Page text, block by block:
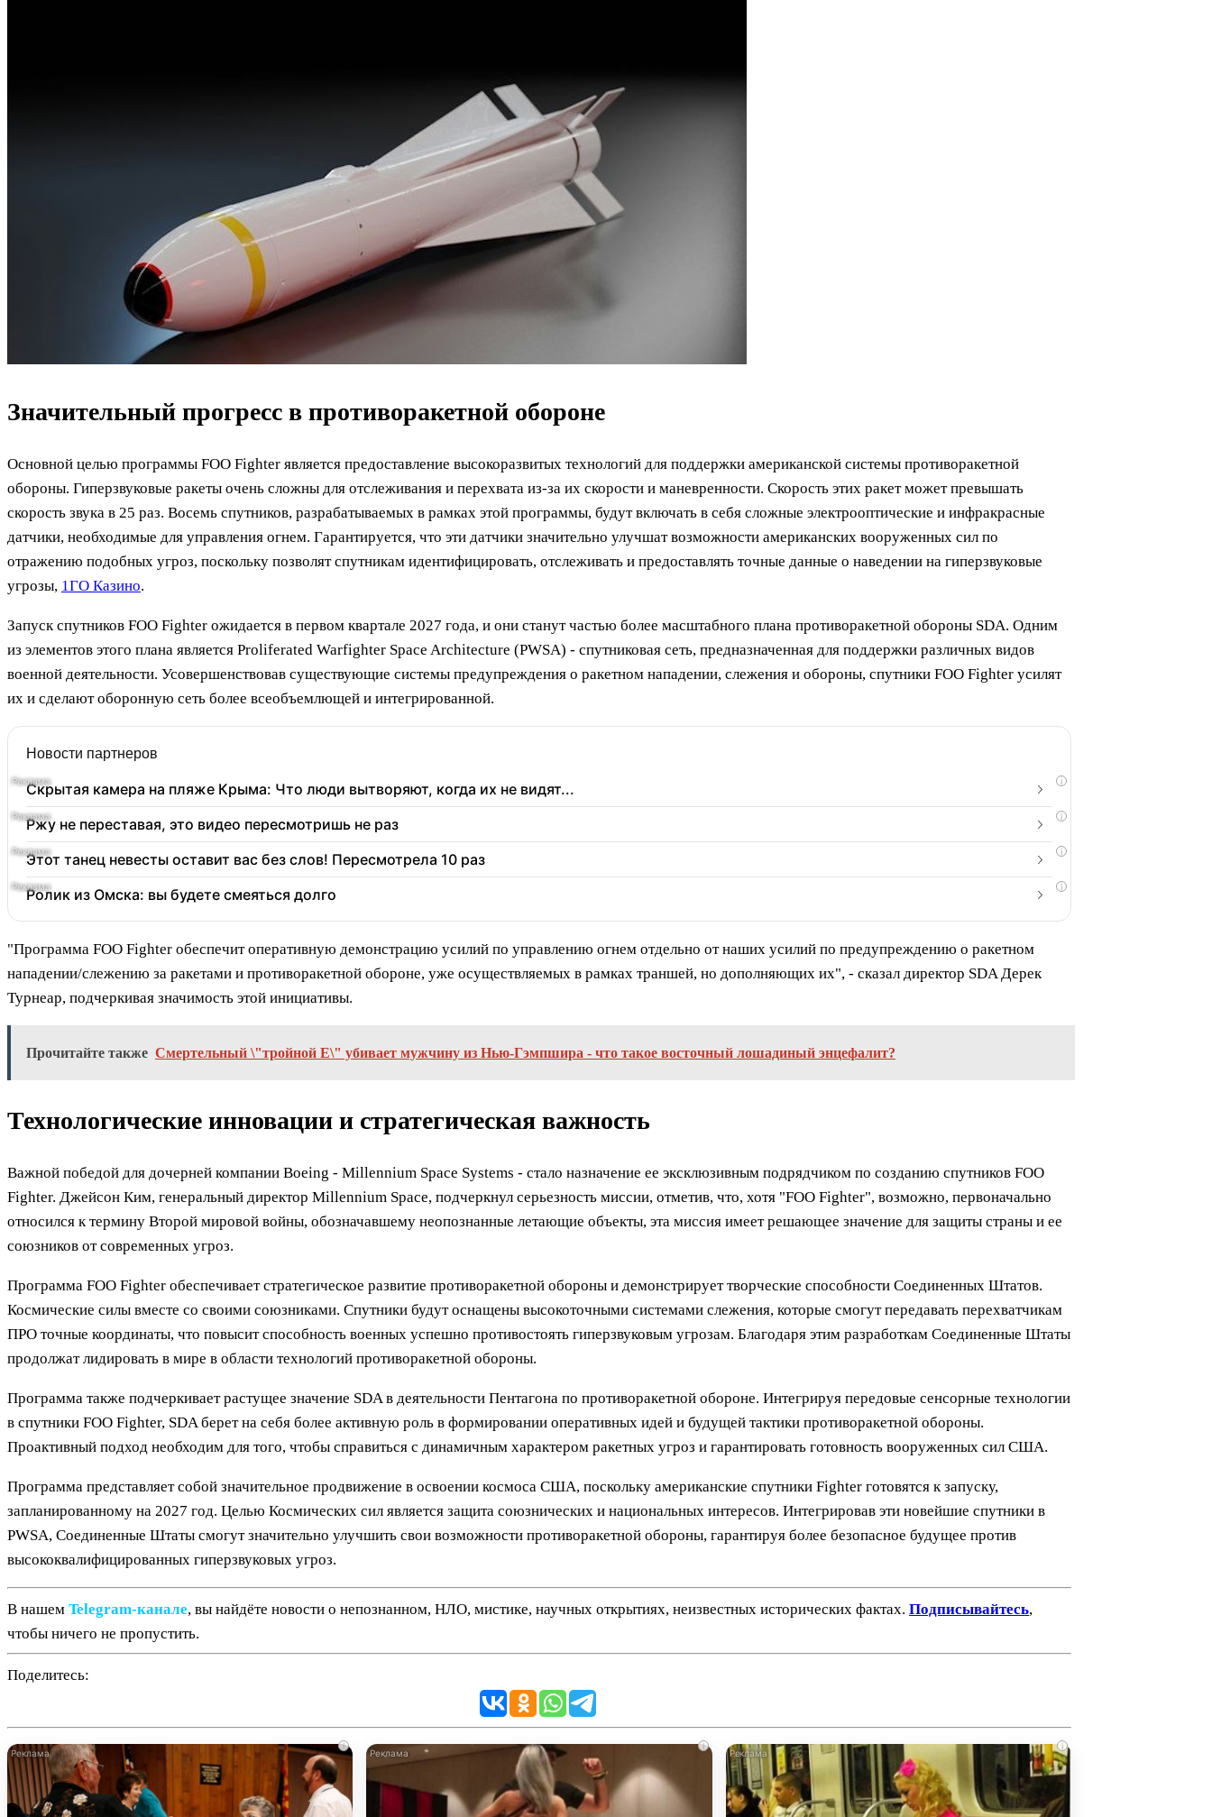
Значительный прогресс в противоракетной обороне
Основной целью программы FOO Fighter является предоставление высокоразвитых технологий для поддержки американской системы противоракетной
обороны. Гиперзвуковые ракеты очень сложны для отслеживания и перехвата из-за их скорости и маневренности. Скорость этих ракет может превышать
скорость звука в 25 раз. Восемь спутников, разрабатываемых в рамках этой программы, будут включать в себя сложные электрооптические и инфракрасные
датчики, необходимые для управления огнем. Гарантируется, что эти датчики значительно улучшат возможности американских вооруженных сил по
отражению подобных угроз, поскольку позволят спутникам идентифицировать, отслеживать и предоставлять точные данные о наведении на гиперзвуковые
угрозы, 1ГО Казино.
Запуск спутников FOO Fighter ожидается в первом квартале 2027 года, и они станут частью более масштабного плана противоракетной обороны SDA. Одним
из элементов этого плана является Proliferated Warfighter Space Architecture (PWSA) - спутниковая сеть, предназначенная для поддержки различных видов
военной деятельности. Усовершенствовав существующие системы предупреждения о ракетном нападении, слежения и обороны, спутники FOO Fighter усилят
их и сделают оборонную сеть более всеобъемлющей и интегрированной.
Новости партнеров
i
Скрытая камера на пляже Крыма: Что люди вытворяют, когда их не видят...
i
Ржу не переставая, это видео пересмотришь не раз
i
Этот танец невесты оставит вас без слов! Пересмотрела 10 раз
i
Ролик из Омска: вы будете смеяться долго
"Программа FOO Fighter обеспечит оперативную демонстрацию усилий по управлению огнем отдельно от наших усилий по предупреждению о ракетном
нападении/слежению за ракетами и противоракетной обороне, уже осуществляемых в рамках траншей, но дополняющих их", - сказал директор SDA Дерек
Турнеар, подчеркивая значимость этой инициативы.
Прочитайте также Смертельный \"тройной Е\" убивает мужчину из Нью-Гэмпшира - что такое восточный лошадиный энцефалит?
Технологические инновации и стратегическая важность
Важной победой для дочерней компании Boeing - Millennium Space Systems - стало назначение ее эксклюзивным подрядчиком по созданию спутников FOO
Fighter. Джейсон Ким, генеральный директор Millennium Space, подчеркнул серьезность миссии, отметив, что, хотя "FOO Fighter", возможно, первоначально
относился к термину Второй мировой войны, обозначавшему неопознанные летающие объекты, эта миссия имеет решающее значение для защиты страны и ее
союзников от современных угроз.
Программа FOO Fighter обеспечивает стратегическое развитие противоракетной обороны и демонстрирует творческие способности Соединенных Штатов.
Космические силы вместе со своими союзниками. Спутники будут оснащены высокоточными системами слежения, которые смогут передавать перехватчикам
ПРО точные координаты, что повысит способность военных успешно противостоять гиперзвуковым угрозам. Благодаря этим разработкам Соединенные Штаты
продолжат лидировать в мире в области технологий противоракетной обороны.
Программа также подчеркивает растущее значение SDA в деятельности Пентагона по противоракетной обороне. Интегрируя передовые сенсорные технологии
в спутники FOO Fighter, SDA берет на себя более активную роль в формировании оперативных идей и будущей тактики противоракетной обороны.
Проактивный подход необходим для того, чтобы справиться с динамичным характером ракетных угроз и гарантировать готовность вооруженных сил США.
Программа представляет собой значительное продвижение в освоении космоса США, поскольку американские спутники Fighter готовятся к запуску,
запланированному на 2027 год. Целью Космических сил является защита союзнических и национальных интересов. Интегрировав эти новейшие спутники в
PWSA, Соединенные Штаты смогут значительно улучшить свои возможности противоракетной обороны, гарантируя более безопасное будущее против
высококвалифицированных гиперзвуковых угроз.
В нашем Telegram‑канале, вы найдёте новости о непознанном, НЛО, мистике, научных открытиях, неизвестных исторических фактах. Подписывайтесь,
чтобы ничего не пропустить.
Поделитесь:
i i i